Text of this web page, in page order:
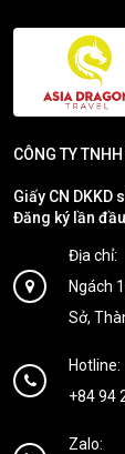
CÔNG TY
Giấy CN DKKD
Đăng ký lần
Địa chỉ:
Ngách
Sở,
Hotline:
+84 94
Zalo: